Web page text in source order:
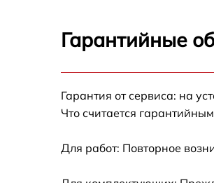
Замена панели
Замена
Гарантийные
Гарантия от сервиса: на
Что считается
Для работ: Повторное